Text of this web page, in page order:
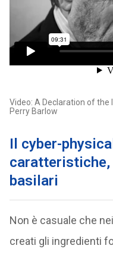
Video: A Declaration of the
Perry Barlow
Il cyber-
basilari
Non è casuale che
creati gli ingredienti